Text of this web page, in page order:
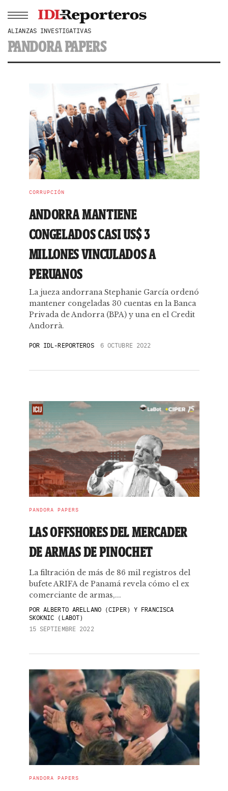
ALIANZAS INVESTIGATIVAS
PANDORA PAPERS
CORRUPCIÓN
ANDORRA MANTIENE
CONGELADOS CASI US$ 3
MILLONES VINCULADOS A
PERUANOS
La jueza andorrana Stephanie García ordenó
mantener congeladas 30 cuentas en la Banca
Privada de Andorra (BPA) y una en el Credit
Andorrà.
POR IDL-REPORTEROS 6 OCTUBRE 2022
PANDORA PAPERS
LAS OFFSHORES DEL MERCADER
DE ARMAS DE PINOCHET
La filtración de más de 86 mil registros del
bufete ARIFA de Panamá revela cómo el ex
comerciante de armas,...
PORALBERTO ARELLANO (CIPER) Y FRANCISCA
SKOKNIC (LABOT)
15 SEPTIEMBRE 2022
PANDORA PAPERS